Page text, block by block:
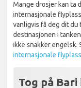
Mange drosjer kan ta
internasjonale
vanligvis få deg dit du
destinasjonen i
ikke snakker engelsk.
internasjonale
Tog på